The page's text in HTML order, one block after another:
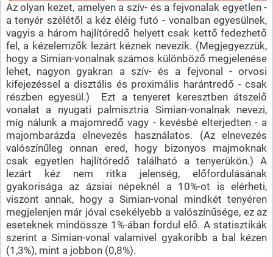
Az olyan kezet, amelyen a szív- és a fejvonalak egyetlen -
a tenyér szélétől a kéz éléig futó - vonalban egyesülnek,
vagyis a három hajlítóredő helyett csak kettő fedezhető
fel, a kézelemzők lezárt kéznek nevezik. (Megjegyezzük,
hogy a Simian-vonalnak számos különböző megjelenése
lehet, nagyon gyakran a szív- és a fejvonal - orvosi
kifejezéssel a disztális és proximális harántredő - csak
részben egyesül.) Ezt a tenyeret keresztben átszelő
vonalat a nyugati palmisztria Simian-vonalnak nevezi,
míg nálunk a majomredő vagy - kevésbé elterjedten - a
majombarázda elnevezés használatos. (Az elnevezés
valószínűleg onnan ered, hogy bizonyos majmoknak
csak egyetlen hajlítóredő található a tenyerükön.) A
lezárt kéz nem ritka jelenség, előfordulásának
gyakorisága az ázsiai népeknél a 10%-ot is elérheti,
viszont annak, hogy a Simian-vonal mindkét tenyéren
megjelenjen már jóval csekélyebb a valószínűsége, ez az
eseteknek mindössze 1%-ában fordul elő. A statisztikák
szerint a Simian-vonal valamivel gyakoribb a bal kézen
(1,3%), mint a jobbon (0,8%).